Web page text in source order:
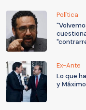
Política
Ex-Ante
Lo que
y